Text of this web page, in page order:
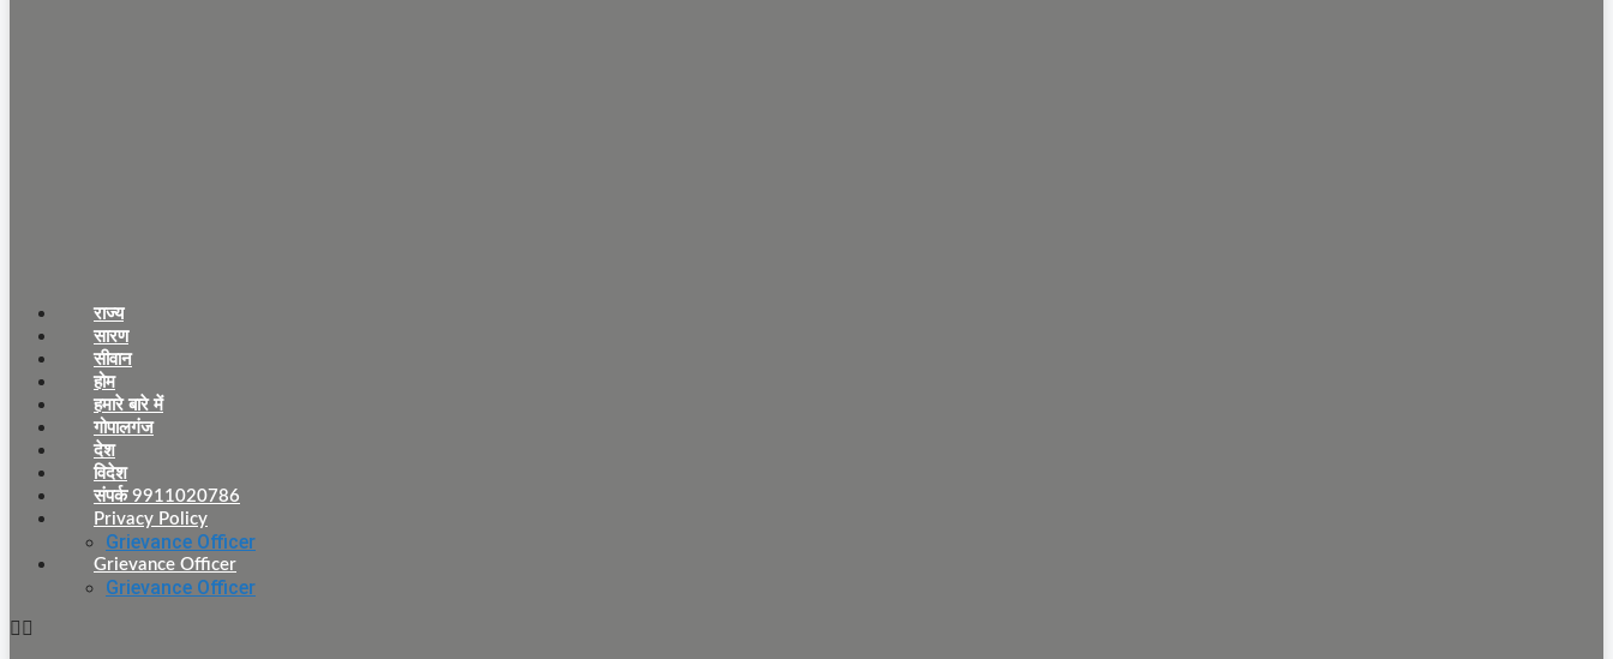
राज्य
सारण
सीवान
होम
हमारे बारे में
गोपालगंज
देश
विदेश
संपर्क 9911020786
Privacy Policy
Grievance Officer
Grievance Officer
Grievance Officer